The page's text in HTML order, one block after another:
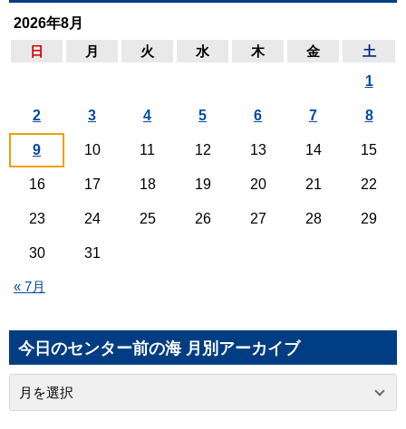
2026年8月
日
月 火 水 木 金 土
« 7月
1
2 3 4 5 6 7 8
9 10 11 12 13 14 15
16 17 18 19 20 21 22
23 24 25 26 27 28 29
30 31
今日のセンター前の海 月別アーカイブ